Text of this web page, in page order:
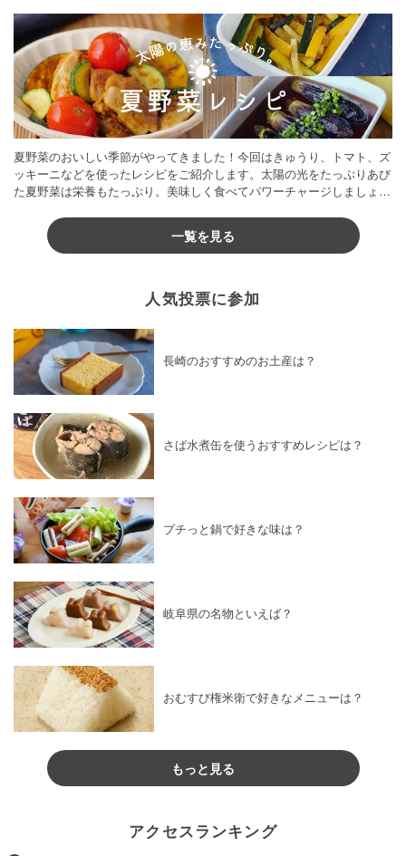
夏野菜のおいしい季節がやってきました！今回はきゅうり、トマト、ズ
ッキーニなどを使ったレシピをご紹介します。太陽の光をたっぷりあび
た夏野菜は栄養もたっぷり。美味しく食べてパワーチャージしましょう
一覧を見る
人気投票に参加
長崎のおすすめのお土産は？
さば水煮缶を使うおすすめレシピは？
プチっと鍋で好きな味は？
岐阜県の名物といえば？
おむすび権米衛で好きなメニューは？
もっと見る
アクセスランキング